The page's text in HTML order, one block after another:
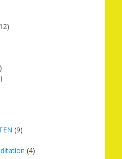
(9)
(4)